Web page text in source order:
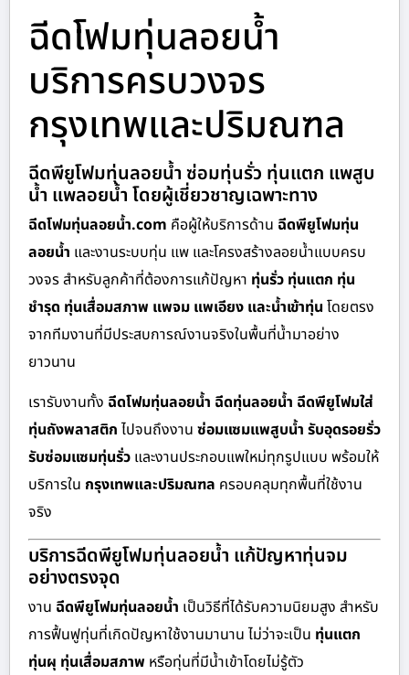
ฉีดโฟมทุ่นลอยน้ำ
บริการครบวงจร
กรุงเทพและปริมณฑล
ฉีดพียูโฟมทุ่นลอยน้ำ ซ่อมทุ่นรั่ว ทุ่นแตก แพสูบ
น้ำ แพลอยน้ำ โดยผู้เชี่ยวชาญเฉพาะทาง
ฉีดโฟมทุ่นลอยน้ำ.com คือผู้ให้บริการด้าน ฉีดพียูโฟมทุ่น
ลอยน้ำ และงานระบบทุ่น แพ และโครงสร้างลอยน้ำแบบครบ
วงจร สำหรับลูกค้าที่ต้องการแก้ปัญหา ทุ่นรั่ว ทุ่นแตก ทุ่น
ชำรุด ทุ่นเสื่อมสภาพ แพจม แพเอียง และน้ำเข้าทุ่น โดยตรง
จากทีมงานที่มีประสบการณ์งานจริงในพื้นที่น้ำมาอย่าง
ยาวนาน
เรารับงานทั้ง ฉีดโฟมทุ่นลอยน้ำ ฉีดทุ่นลอยน้ำ ฉีดพียูโฟมใส่
ทุ่นถังพลาสติก ไปจนถึงงาน ซ่อมแซมแพสูบน้ำ รับอุดรอยรั่ว
รับซ่อมแซมทุ่นรั่ว และงานประกอบแพใหม่ทุกรูปแบบ พร้อมให้
บริการใน กรุงเทพและปริมณฑล ครอบคลุมทุกพื้นที่ใช้งาน
จริง
บริการฉีดพียูโฟมทุ่นลอยน้ำ แก้ปัญหาทุ่นจม
อย่างตรงจุด
งาน ฉีดพียูโฟมทุ่นลอยน้ำ เป็นวิธีที่ได้รับความนิยมสูง สำหรับ
การฟื้นฟูทุ่นที่เกิดปัญหาใช้งานมานาน ไม่ว่าจะเป็น ทุ่นแตก
ทุ่นผุ ทุ่นเสื่อมสภาพ หรือทุ่นที่มีน้ำเข้าโดยไม่รู้ตัว